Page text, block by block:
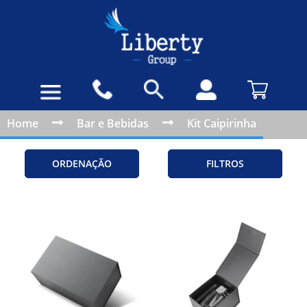
Home Bar e Bebidas Kit Caipirinha
ORDENAÇÃO FILTROS